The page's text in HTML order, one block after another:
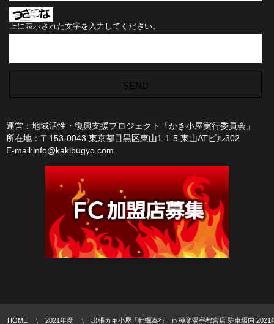
上に表示された文字を入力してください。
運営：地域活性・復興支援プロジェクト「かき小屋実行委員会」
所在地：〒153-0043 東京都目黒区東山1-1-5 東山ATビル302
E-mail:info@kakibugyo.com
HOME 2021年度 出張カキ小屋「牡蠣奉行」in 極楽湯宇都宮店 駐車場内 2021